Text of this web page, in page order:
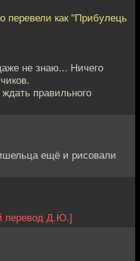
перевели как "Прибулець
не знаю... Ничего
правильного
ещё и рисовали
перевод Д.Ю.]